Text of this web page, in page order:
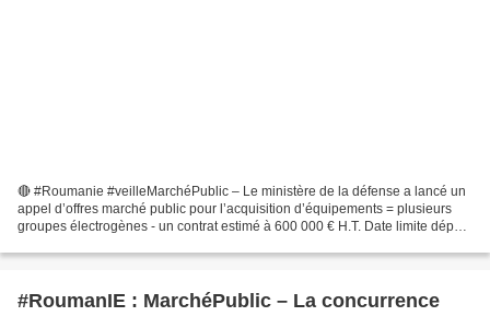
🔴 #Roumanie #veilleMarchéPublic – Le ministère de la défense a lancé un
appel d’offres marché public pour l’acquisition d’équipements = plusieurs
groupes électrogènes - un contrat estimé à 600 000 € H.T. Date limite dépôt
#RoumanIE : MarchéPublic – La concurrence